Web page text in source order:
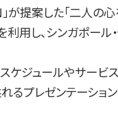
提案した「二人の
用し、シンガポール
ケジュールやサー
れるプレゼンテーシ